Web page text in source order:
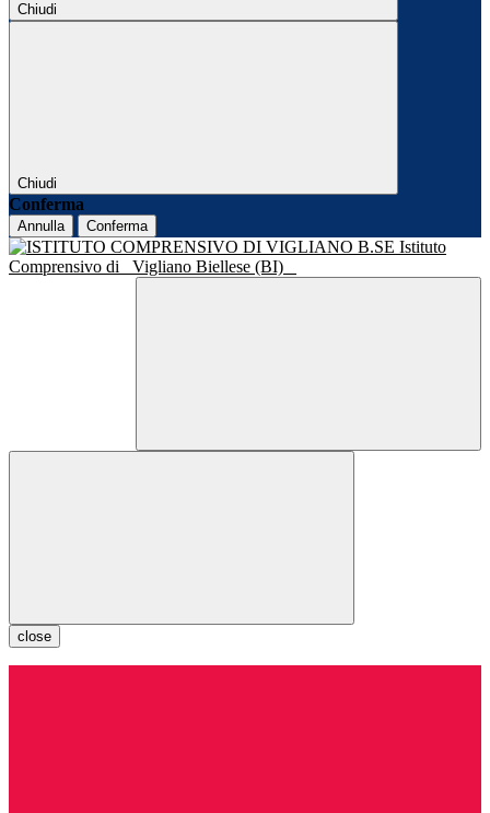
Chiudi
Chiudi
Conferma
Annulla Conferma
Istituto
Comprensivo di
Vigliano Biellese (BI)
close